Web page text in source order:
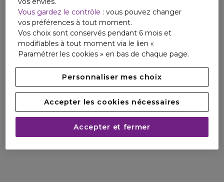
Vous gardez le contrôle : vous pouvez changer
vos préférences à tout moment.
Vos choix sont conservés pendant 6 mois et
modifiables à tout moment via le lien «
Paramétrer les cookies » en bas de chaque page.
Personnaliser mes choix
Accepter les cookies nécessaires
Accepter et fermer